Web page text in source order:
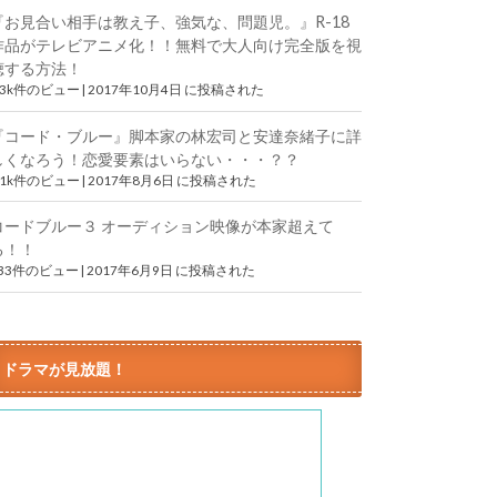
お見合い相手は教え子、強気な、問題児。』R-18
品がテレビアニメ化！！無料で大人向け完全版を視
する方法！
件のビュー | 2017年10月4日 に投稿された
コード・ブルー』脚本家の林宏司と安達奈緒子に詳
くなろう！恋愛要素はいらない・・・？？
件のビュー | 2017年8月6日 に投稿された
ードブルー３ オーディション映像が本家超えて
！
件のビュー 2017年6月9日 に投稿された
ドラマが見放題！